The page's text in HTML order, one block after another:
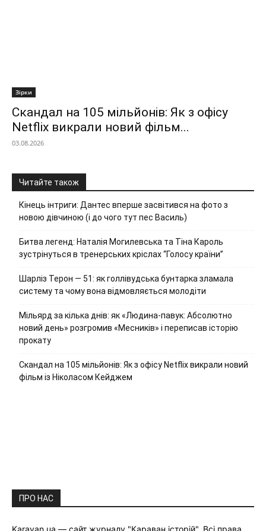
Зірки
Скандал на 105 мільйонів: Як з офісу
Netflix викрали новий фільм...
03.08.2026
Читайте також
Кінець інтриги: Дантес вперше засвітився на фото з
новою дівчиною (і до чого тут пес Василь)
Битва легенд: Наталія Могилевська та Тіна Кароль
зустрінуться в тренерських кріслах “Голосу країни”
Шарліз Терон — 51: як голлівудська бунтарка зламала
систему та чому вона відмовляється молодіти
Мільярд за кілька днів: як «Людина-павук: Абсолютно
новий день» розгромив «Месників» і переписав історію
прокату
Скандал на 105 мільйонів: Як з офісу Netflix викрали новий
фільм із Ніколасом Кейджем
ПРО НАС
Karavan.ua — сайт журналу "Караван історій". Всі права